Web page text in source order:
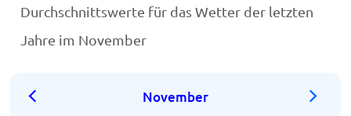
Durchschnittswerte für das Wetter der letzten
Jahre im November
November